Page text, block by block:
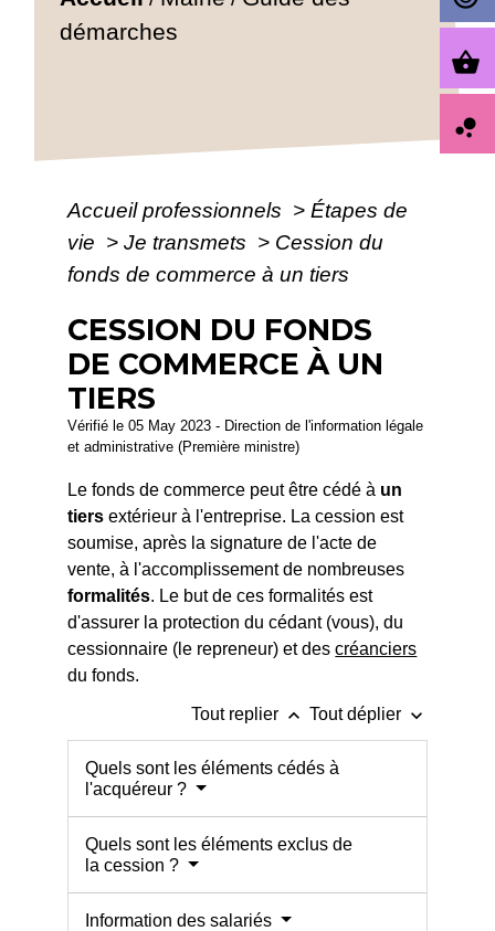
démarches
Accueil professionnels > Étapes de
vie > Je transmets > Cession du
fonds de commerce à un tiers
CESSION DU FONDS
DE COMMERCE À UN
TIERS
Vérifié le 05 May 2023 - Direction de l'information légale
et administrative (Première ministre)
Le fonds de commerce peut être cédé à un
tiers extérieur à l'entreprise. La cession est
soumise, après la signature de l'acte de
vente, à l'accomplissement de nombreuses
formalités. Le but de ces formalités est
d'assurer la protection du cédant (vous), du
cessionnaire (le repreneur) et descréanciers
du fonds.
Tout replier keyboard_arrow_up Tout déplier keyboard_arrow_down
Quels sont les éléments cédés à
l'acquéreur ?
Quels sont les éléments exclus de
la cession ?
Information des salariés
shopping_basket
bubble_chart